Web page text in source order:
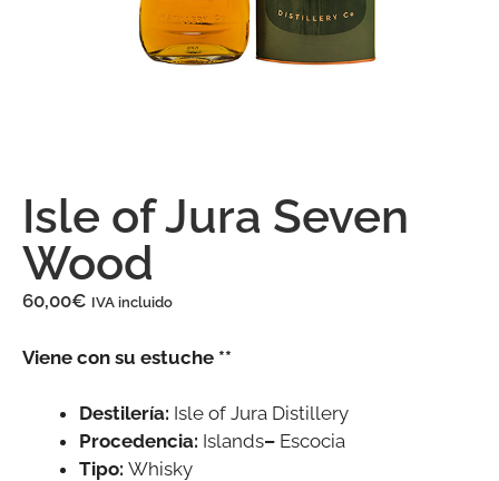
Isle of Jura Seven
Wood
60,00€ IVA incluido
Viene con su estuche **
Destilería: Isle of Jura Distillery
Procedencia: Islands– Escocia
Tipo: Whisky